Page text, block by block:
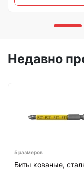
Недавно
5 размеров
Биты кованые,